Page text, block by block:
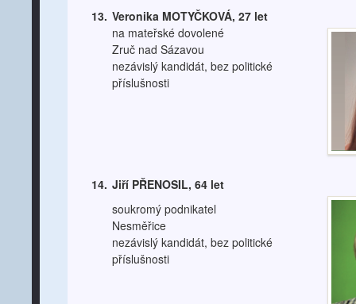
13. Veronika MOTYČKOVÁ, 27 let
na mateřské dovolené
Zruč nad Sázavou
nezávislý kandidát, bez politické
příslušnosti
14. Jiří PŘENOSIL, 64 let
soukromý podnikatel
Nesměřice
nezávislý kandidát, bez politické
příslušnosti